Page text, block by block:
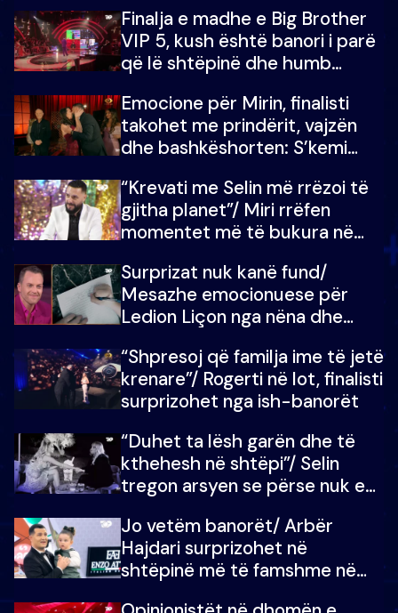
Finalja e madhe e Big Brother
VIP 5, kush është banori i parë
që lë shtëpinë dhe humb
çmimin e madh
Emocione për Mirin, finalisti
takohet me prindërit, vajzën
dhe bashkëshorten: S’kemi
“Krevati me Selin më rrëzoi të
gjitha planet”/ Miri rrëfen
momentet më të bukura në
mungojë zilja e mëngjesit kur…
Surprizat nuk kanë fund/
Mesazhe emocionuese për
Ledion Liçon nga nëna dhe
mban dot lotët: Nuk meritoj…
“Shpresoj që familja ime të jetë
krenare”/ Rogerti në lot, finalisti
surprizohet nga ish-banorët
“Duhet ta lësh garën dhe të
kthehesh në shtëpi”/ Selin
tregon arsyen se përse nuk e
çoja luftën time deri në fund
Jo vetëm banorët/ Arbër
Hajdari surprizohet në
shtëpinë më të famshme në